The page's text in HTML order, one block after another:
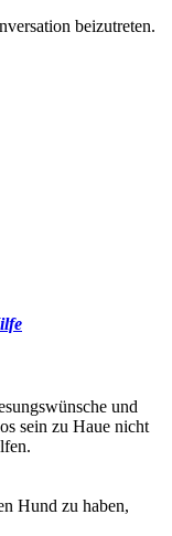
beizutreten.
und
sein zu Haue nicht
Hund zu haben,